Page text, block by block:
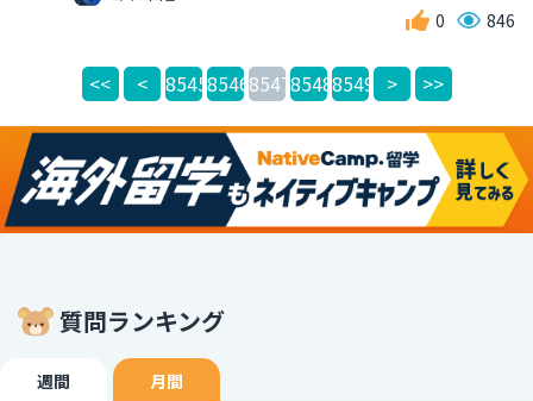
0 846
<< < 85458546 854785488549 > >>
質問ランキング
週間 月間